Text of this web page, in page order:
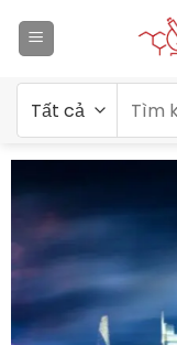
qua
kiếm: